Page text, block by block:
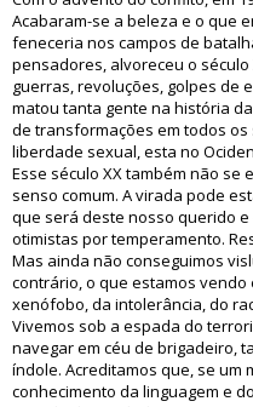
Acabaram-se a beleza e o que
feneceria nos campos de
pensadores, alvoreceu o
guerras, revoluções, golpes de
matou tanta gente na história
de transformações em todos
liberdade sexual, esta no
Esse século XX também não se
senso comum. A virada pode
que será deste nosso querido e
otimistas por temperamento.
Mas ainda não conseguimos
contrário, o que estamos
xenófobo, da intolerância, do
Vivemos sob a espada do
navegar em céu de brigadeiro,
índole. Acreditamos que, se
conhecimento da linguagem e